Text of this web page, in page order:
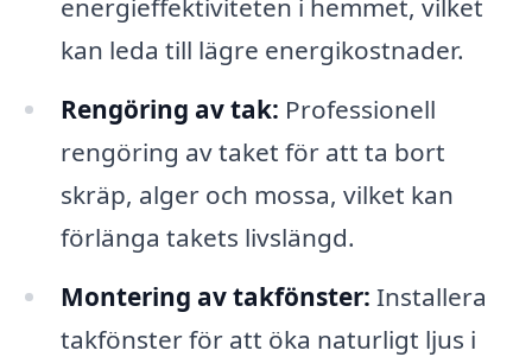
energieffektiviteten i hemmet, vilket
kan leda till lägre energikostnader.
Rengöring av tak: Professionell
rengöring av taket för att ta bort
skräp, alger och mossa, vilket kan
förlänga takets livslängd.
Montering av takfönster: Installera
takfönster för att öka naturligt ljus i